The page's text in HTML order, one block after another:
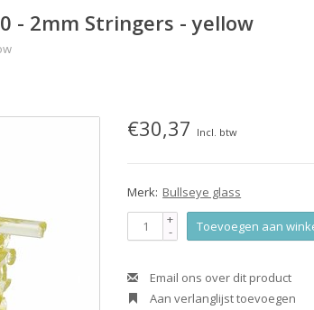
- 2mm Stringers - yellow
€30,37 Incl. btw
Merk: Bullseye glass
+
- Toevoegen aan
Email ons over dit product
Aan verlanglijst toevoegen